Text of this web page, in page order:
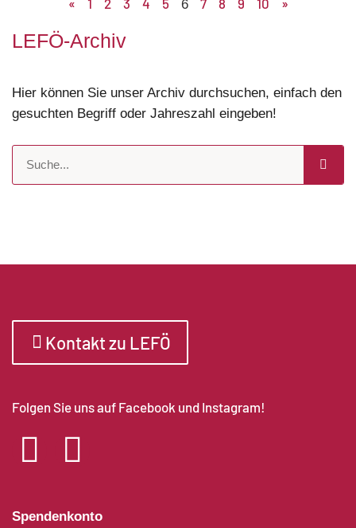
« 1 2 3 4 5 6 7 8 9 10 »
LEFÖ-Archiv
Hier können Sie unser Archiv durchsuchen, einfach den
gesuchten Begriff oder Jahreszahl eingeben!
Kontakt zu LEFÖ
Folgen Sie uns auf Facebook und Instagram!
Spendenkonto